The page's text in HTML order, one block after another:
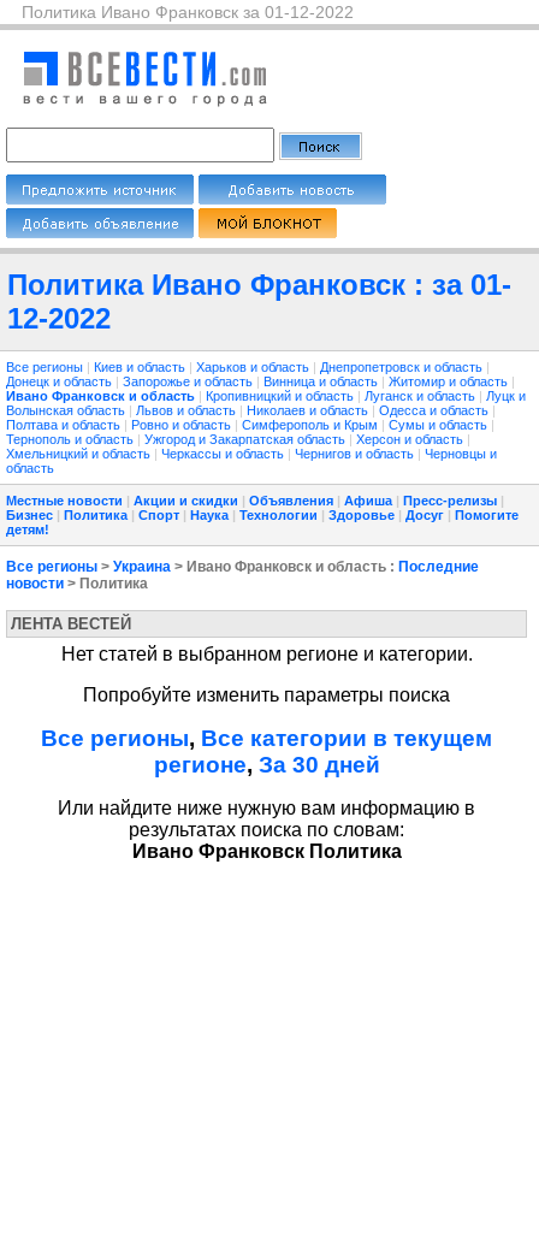
Политика Ивано Франковск за 01-12-2022
Политика Ивано Франковск : за 01-
12-2022
Все регионы | Киев и область | Харьков и область | Днепропетровск и область |
Донецк и область | Запорожье и область | Винница и область | Житомир и область |
Ивано Франковск и область | Кропивницкий и область | Луганск и область | Луцк и
Волынская область | Львов и область | Николаев и область | Одесса и область |
Полтава и область | Ровно и область | Симферополь и Крым | Сумы и область |
Тернополь и область | Ужгород и Закарпатская область | Херсон и область |
Хмельницкий и область | Черкассы и область | Чернигов и область | Черновцы и
область
Местные новости | Акции и скидки | Объявления | Афиша | Пресс-релизы |
Бизнес | Политика | Спорт | Наука | Технологии | Здоровье | Досуг | Помогите
детям!
Все регионы > Украина > Ивано Франковск и область : Последние
новости > Политика
ЛЕНТА ВЕСТЕЙ
Нет статей в выбранном регионе и категории.
Попробуйте изменить параметры поиска
Все регионы, Все категории в текущем
регионе, За 30 дней
Или найдите ниже нужную вам информацию в
результатах поиска по словам:
Ивано Франковск Политика